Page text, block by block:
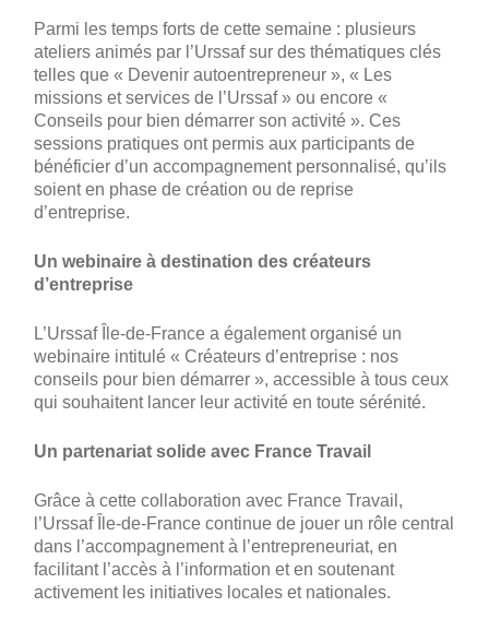
Parmi les temps forts de cette semaine : plusieurs
ateliers animés par l’Urssaf sur des thématiques clés
telles que « Devenir autoentrepreneur », « Les
missions et services de l’Urssaf » ou encore «
Conseils pour bien démarrer son activité ». Ces
sessions pratiques ont permis aux participants de
bénéficier d’un accompagnement personnalisé, qu’ils
soient en phase de création ou de reprise
d’entreprise.
Un webinaire à destination des créateurs
d’entreprise
L’Urssaf Île-de-France a également organisé un
webinaire intitulé « Créateurs d’entreprise : nos
conseils pour bien démarrer », accessible à tous ceux
qui souhaitent lancer leur activité en toute sérénité.
Un partenariat solide avec France Travail
Grâce à cette collaboration avec France Travail,
l’Urssaf Île-de-France continue de jouer un rôle central
dans l’accompagnement à l’entrepreneuriat, en
facilitant l’accès à l’information et en soutenant
activement les initiatives locales et nationales.